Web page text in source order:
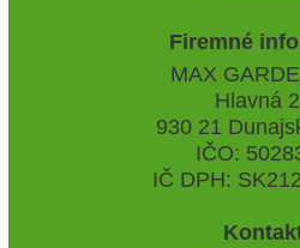
Firemné
MAX
Hlavná
930 21
IČO:
IČ DPH: